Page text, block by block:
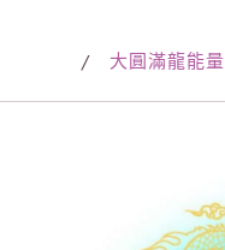
/ 大圓滿龍能量